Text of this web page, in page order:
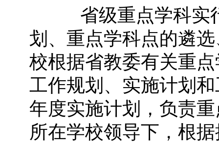
省级重点学科实行
划、重点学科点的遴
校根据省教委有关重
工作规划、实施计划
年度实施计划，负责
所在学校领导下，根